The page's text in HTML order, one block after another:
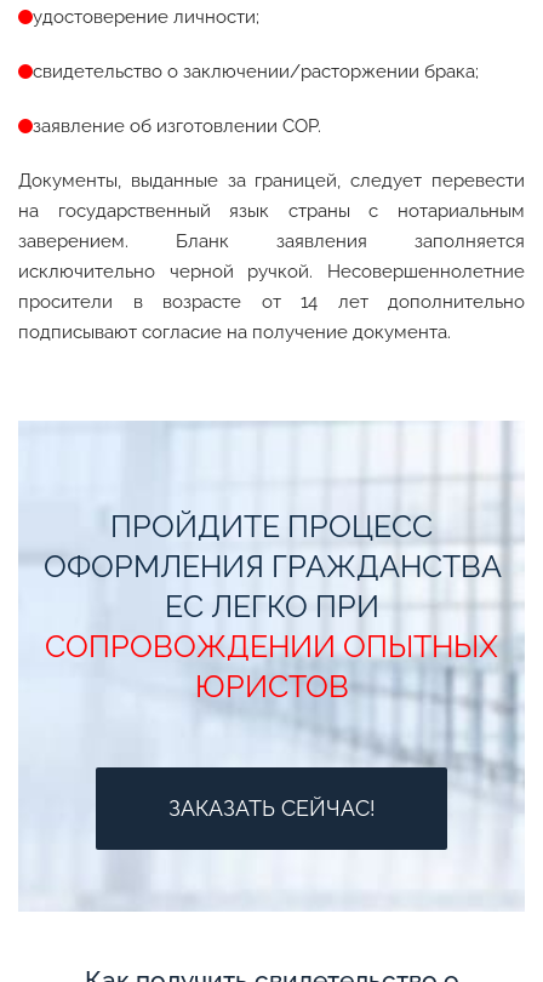
удостоверение личности;
свидетельство о заключении/расторжении брака;
заявление об изготовлении СОР.
Документы, выданные за границей, следует перевести
на государственный язык страны с нотариальным
заверением. Бланк заявления заполняется
исключительно черной ручкой. Несовершеннолетние
просители в возрасте от 14 лет дополнительно
подписывают согласие на получение документа.
ПРОЙДИТЕ ПРОЦЕСС
ОФОРМЛЕНИЯ ГРАЖДАНСТВА
ЕС ЛЕГКО ПРИ
СОПРОВОЖДЕНИИ ОПЫТНЫХ
ЮРИСТОВ
ЗАКАЗАТЬ СЕЙЧАС!